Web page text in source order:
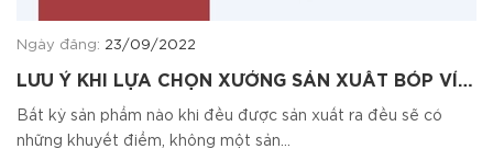
Ngày đăng: 23/09/2022
LƯU Ý KHI LỰA CHỌN XƯỞNG SẢN XUẤT BÓP VÍ
CARD - HAVIAS Factory xưởng bóp ví top 1 HCM
Bất kỳ sản phẩm nào khi đều được sản xuất ra đều sẽ có
những khuyết điểm, không một sản...